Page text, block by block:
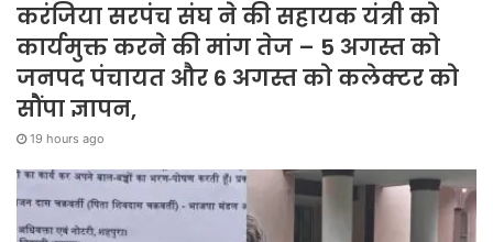
करंजिया सरपंच संघ ने की सहायक यंत्री को
कार्यमुक्त करने की मांग तेज – 5 अगस्त को
जनपद पंचायत और 6 अगस्त को कलेक्टर को
सौंपा ज्ञापन,
19 hours ago